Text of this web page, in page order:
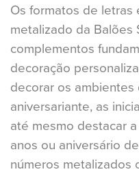
Os formatos de
metalizado da Balões
complementos
decoração
decorar os
aniversariante, as
até mesmo destacar
anos ou aniversário
números metalizados